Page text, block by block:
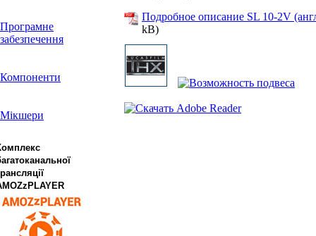
Програмне
забезпечення
Компоненти
Мікшери
Подробное описание SL 10-2V
kB)